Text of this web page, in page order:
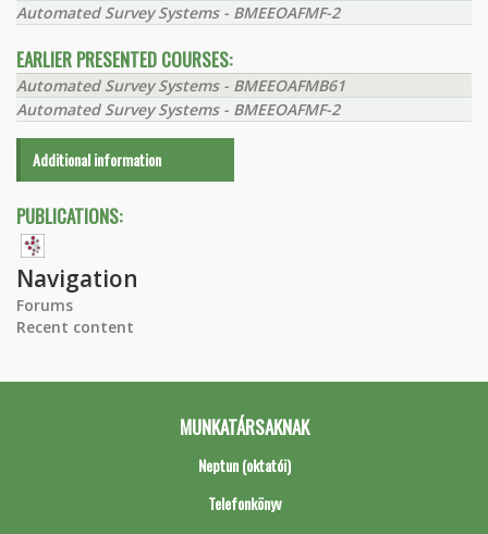
Automated Survey Systems - BMEEOAFMF-2
EARLIER PRESENTED COURSES:
Automated Survey Systems - BMEEOAFMB61
Automated Survey Systems - BMEEOAFMF-2
Additional information
PUBLICATIONS:
Navigation
Forums
Recent content
MUNKATÁRSAKNAK
Neptun (oktatói)
Telefonkönyv